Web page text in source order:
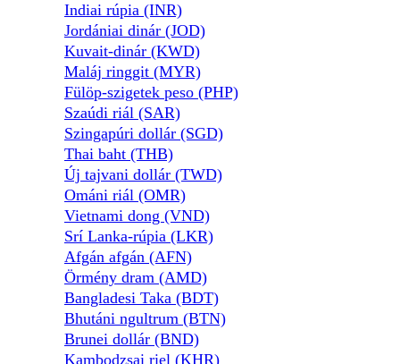
Indiai rúpia (INR)
Jordániai dinár (JOD)
Kuvait-dinár (KWD)
Maláj ringgit (MYR)
Fülöp-szigetek peso (PHP)
Szaúdi riál (SAR)
Szingapúri dollár (SGD)
Thai baht (THB)
Új tajvani dollár (TWD)
Ománi riál (OMR)
Vietnami dong (VND)
Srí Lanka-rúpia (LKR)
Afgán afgán (AFN)
Örmény dram (AMD)
Bangladesi Taka (BDT)
Bhutáni ngultrum (BTN)
Brunei dollár (BND)
Kambodzsai riel (KHR)